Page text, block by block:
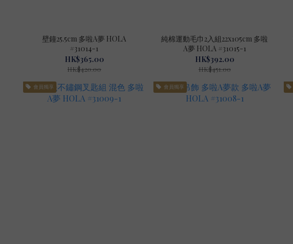
壁鐘25.5cm 多啦A夢 HOLA
#31014-1
HK$365.00
HK$420.00
純棉運動毛巾2入組22x105cm 多啦
A夢 HOLA #31015-1
HK$392.00
HK$451.00
會員獨享 會員獨享